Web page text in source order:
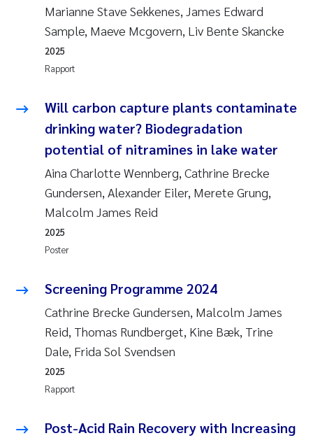
Marianne Stave Sekkenes, James Edward
Sample, Maeve Mcgovern, Liv Bente Skancke
Rapport
2025
Will carbon capture plants contaminate
drinking water? Biodegradation
potential of nitramines in lake water
Aina Charlotte Wennberg, Cathrine Brecke
Gundersen, Alexander Eiler, Merete Grung,
Malcolm James Reid
Poster
2025
Screening Programme 2024
Cathrine Brecke Gundersen, Malcolm James
Reid, Thomas Rundberget, Kine Bæk, Trine
Dale, Frida Sol Svendsen
Rapport
2025
Post-Acid Rain Recovery with Increasing